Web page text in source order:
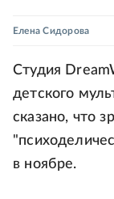
Елена Сидорова
Студия
детского
сказано, что
в ноябре.